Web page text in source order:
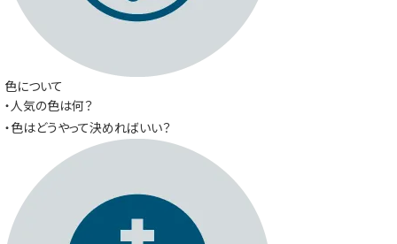
色について
・人気の色は何？
・色はどうやって決めればいい？